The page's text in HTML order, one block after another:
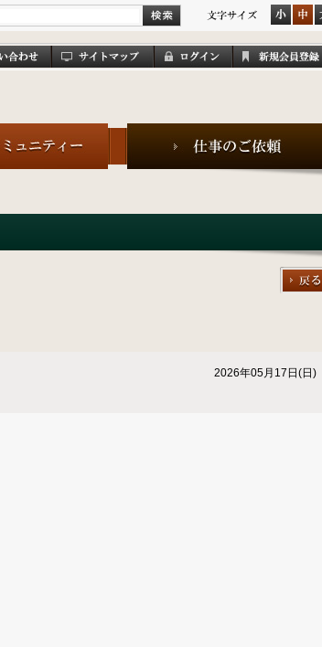
2026年05月17日(日)